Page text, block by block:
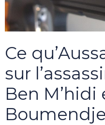
Ce
sur
Ben M’hidi